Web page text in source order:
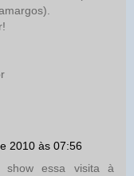
2010 às 07:56
show essa visita à